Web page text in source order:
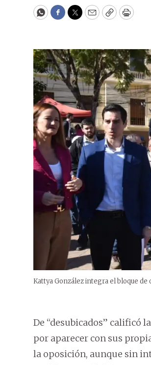
WhatsApp
Facebook
Twitter
EmailCopyPrint
Kattya González integra el bloque de
De “desubicados” calificó
por aparecer con sus
la oposición, aunque sin